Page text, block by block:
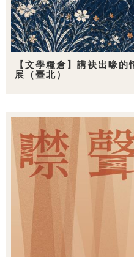
【文學糧倉】講袂出喙
展（臺北）